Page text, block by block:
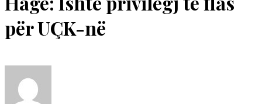
për UÇK-në